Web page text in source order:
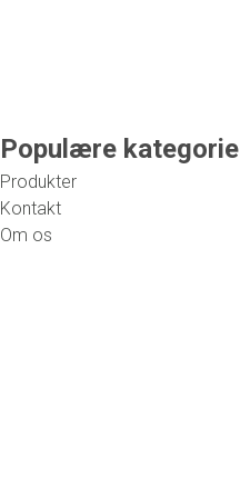
Populære
Produkter
Kontakt
Om os